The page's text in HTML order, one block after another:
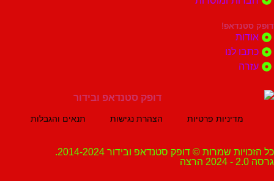
לנו
מדיניות פרטיות הצהרת נגישות תנאים והגבלות
שמרות © דופק סטנדאפ ובידור 2014-2024.